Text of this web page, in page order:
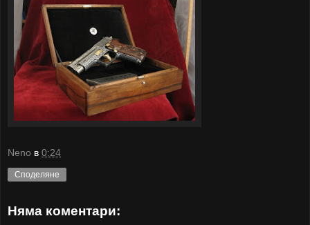
Neno в 0:24
Споделяне
Няма коментари: